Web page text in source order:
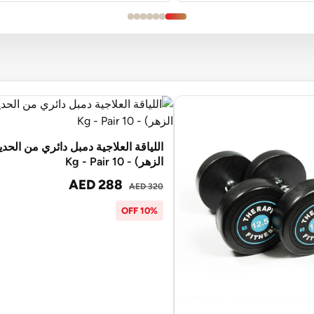
اللياقة العلاجية دمبل دائري من
الزهر) - 10 Kg - Pair
AED 288 AED 320
10% OFF